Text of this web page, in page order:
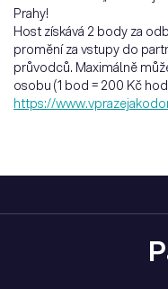
Prahy!
Host získává 2 body za
promění za vstupy do
průvodců. Maximálně
osobu (1 bod = 200 Kč
https://